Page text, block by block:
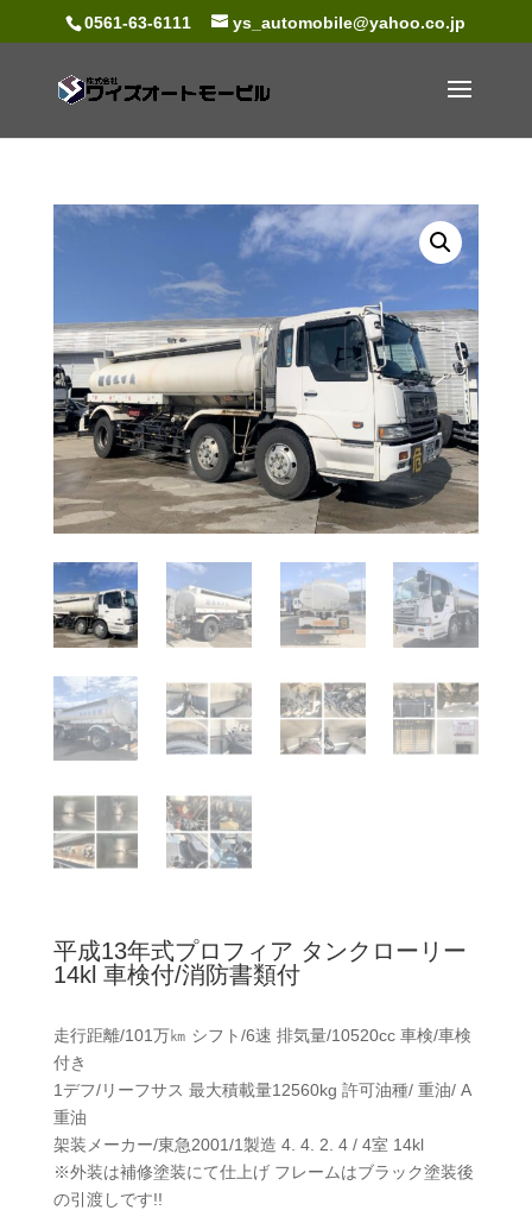
0561-63-6111 ys_automobile@yahoo.co.jp
平成13年式プロフィア タンクローリー
14kl 車検付/消防書類付
走行距離/101万㎞ シフト/6速 排気量/10520cc 車検/車検
付き
1デフ/リーフサス 最大積載量12560kg 許可油種/ 重油/ A
重油
架装メーカー/東急2001/1製造 4. 4. 2. 4 / 4室 14kl
※外装は補修塗装にて仕上げ フレームはブラック塗装後
の引渡しです!!